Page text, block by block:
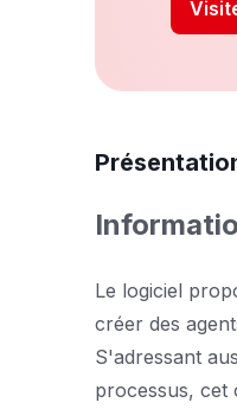
Le logiciel
créer des
S'adressant
processus, cet